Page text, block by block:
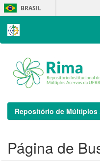
Skip
navigation
BRASIL
Repositório de Múltiplos
Página de